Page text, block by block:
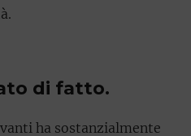
di fatto.
ha sostanzialmente